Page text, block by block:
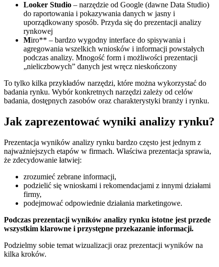
Looker Studio – narzędzie od Google (dawne Data Studio)
do raportowania i pokazywania danych w jasny i
uporządkowany sposób. Przyda się do prezentacji analizy
rynkowej
Miro** – bardzo wygodny interface do spisywania i
agregowania wszelkich wniosków i informacji powstałych
podczas analizy. Mnogość form i możliwości prezentacji
„nieliczbowych” danych jest wręcz nieskończony
To tylko kilka przykładów narzędzi, które można wykorzystać do
badania rynku. Wybór konkretnych narzędzi zależy od celów
badania, dostępnych zasobów oraz charakterystyki branży i rynku.
Jak zaprezentować wyniki analizy rynku?
Prezentacja wyników analizy rynku bardzo często jest jednym z
najważniejszych etapów w firmach. Właściwa prezentacja sprawia,
że zdecydowanie łatwiej:
zrozumieć zebrane informacji,
podzielić się wnioskami i rekomendacjami z innymi działami
firmy,
podejmować odpowiednie działania marketingowe.
Podczas prezentacji wyników analizy rynku istotne jest przede
wszystkim klarowne i przystępne przekazanie informacji.
Podzielmy sobie temat wizualizacji oraz prezentacji wyników na
kilka kroków.